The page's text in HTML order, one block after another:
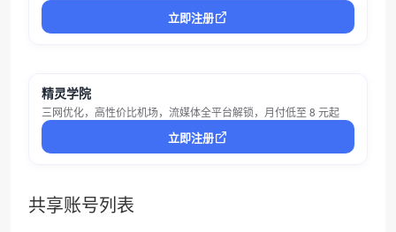
立即注册
精灵学院
三网优化，高性价比机场，流媒体全平台解锁，月付低至 8 元起
立即注册
共享账号列表